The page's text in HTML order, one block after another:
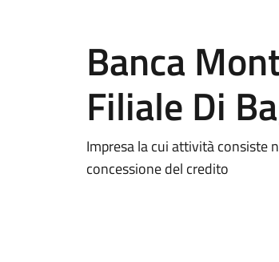
Banca
Filiale Di
Impresa la cui attività consiste
concessione del credito